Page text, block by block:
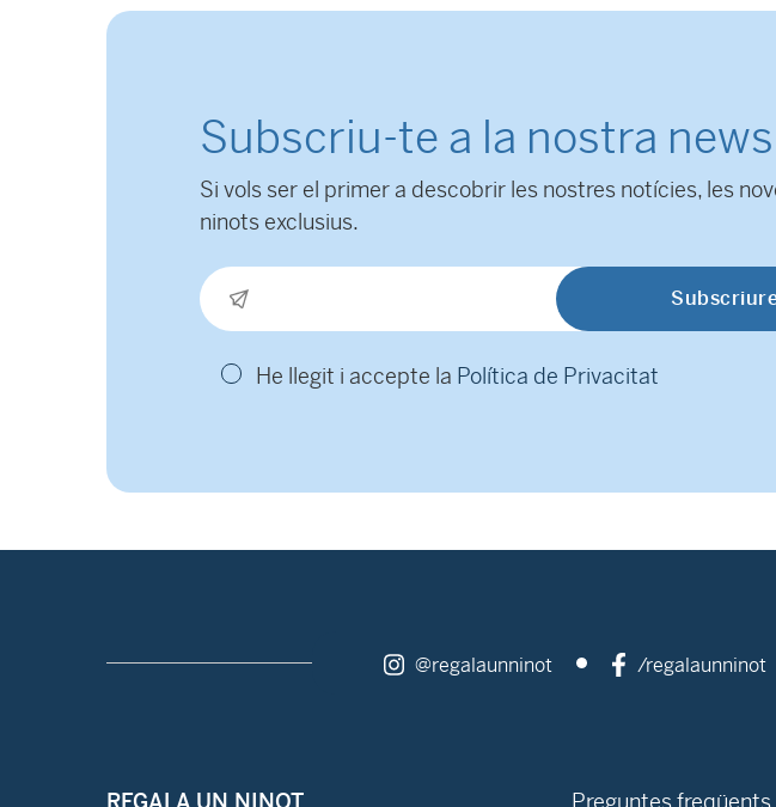
Subscriu-te a la nostra
Si vols ser el primer a descobrir les nostres notícies, les
ninots exclusius.
He llegit i accepte la Política de Privacitat
@regalaunninot /regalaunninot